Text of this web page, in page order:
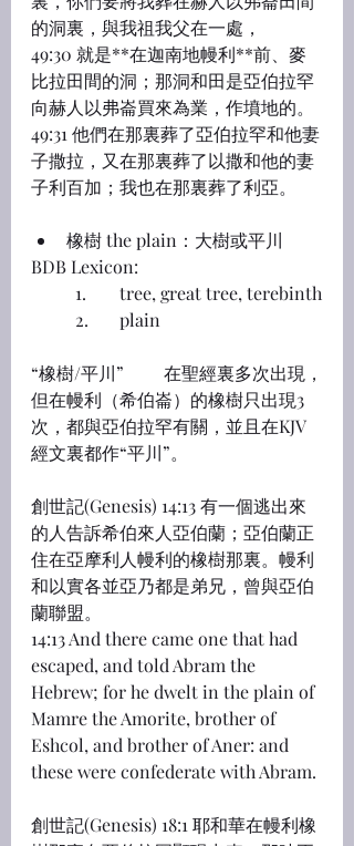
的洞裏，與我祖我父在一處，
49:30 就是**在迦南地幔利**前、麥
比拉田間的洞；那洞和田是亞伯拉罕
向赫人以弗崙買來為業，作墳地的。
49:31 他們在那裏葬了亞伯拉罕和他妻
子撒拉，又在那裏葬了以撒和他的妻
子利百加；我也在那裏葬了利亞。
橡樹 the plain：大樹或平川
BDB Lexicon:
	1.	tree, great tree, terebinth
	2.	plain
“橡樹/平川”	在聖經裏多次出現，
但在幔利（希伯崙）的橡樹只出現3
次，都與亞伯拉罕有關，並且在KJV
經文裏都作“平川”。
創世記(Genesis) 14:13 有一個逃出來
的人告訴希伯來人亞伯蘭；亞伯蘭正
住在亞摩利人幔利的橡樹那裏。幔利
和以實各並亞乃都是弟兄，曾與亞伯
蘭聯盟。
14:13 And there came one that had
escaped, and told Abram the
Hebrew; for he dwelt in the plain of
Mamre the Amorite, brother of
Eshcol, and brother of Aner: and
these were confederate with Abram.
創世記(Genesis) 18:1 耶和華在幔利橡